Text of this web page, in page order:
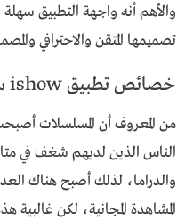
والأهم أنه واجهة التطبيق
تصميمها المتقن والاحترافي
خصائص تطبيق ishow سيريتل:
من المعروف أن المسلسلات
الناس الذين لديهم شغف في
والدراما، لذلك أصبح هناك
المشاهدة المجانية، لكن